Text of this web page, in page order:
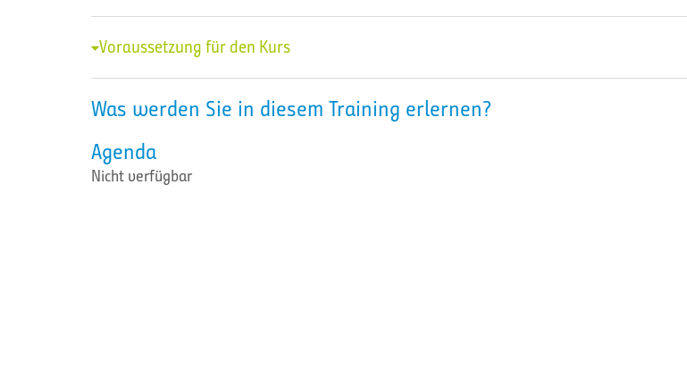
Voraussetzung für den Kurs
Was werden Sie in diesem Training erlernen?
Agenda
Nicht verfügbar